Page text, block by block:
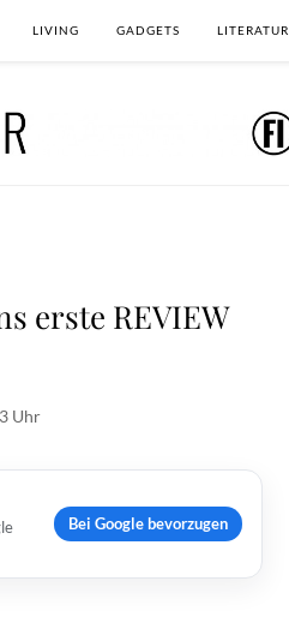
LIVING GADGETS LITERATUR
erste REVIEW
Uhr
Bei Google bevorzugen